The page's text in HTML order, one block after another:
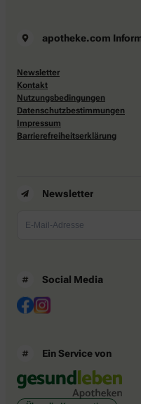
apotheke.com
Newsletter
Kontakt
Nutzungsbedingungen
Datenschutzbestimmungen
Impressum
Barrierefreiheitserklärung
Newsletter
Social Media
Ein Service von